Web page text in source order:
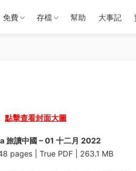
免費 存檔 幫助 大事記
點擊查看封面大圖
旅讀中國 – 01 十二月 2022
pages | True PDF | 263.1 MB